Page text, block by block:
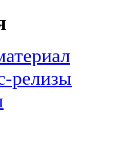
релизы